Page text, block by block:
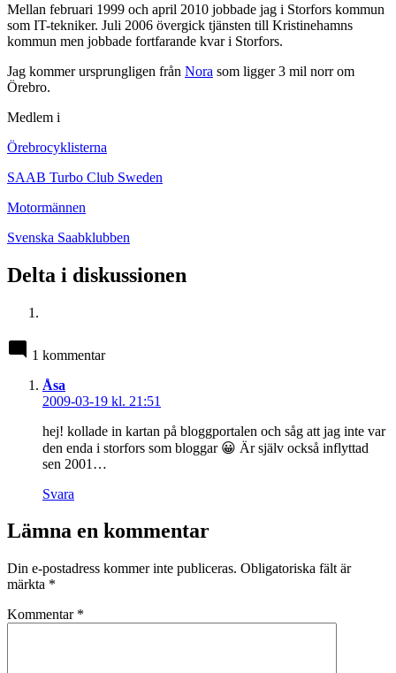
Mellan februari 1999 och april 2010 jobbade jag i Storfors kommun
som IT-tekniker. Juli 2006 övergick tjänsten till Kristinehamns
kommun men jobbade fortfarande kvar i Storfors.
Jag kommer ursprungligen från Nora som ligger 3 mil norr om
Örebro.
Medlem i
Örebrocyklisterna
SAAB Turbo Club Sweden
Motormännen
Svenska Saabklubben
Delta i diskussionen
1 kommentar
Åsa
2009-03-19 kl. 21:51
hej! kollade in kartan på bloggportalen och såg att jag inte var
den enda i storfors som bloggar 😀 Är själv också inflyttad
sen 2001…
Svara
Lämna en kommentar
Din e-postadress kommer inte publiceras. Obligatoriska fält är
märkta *
Kommentar *